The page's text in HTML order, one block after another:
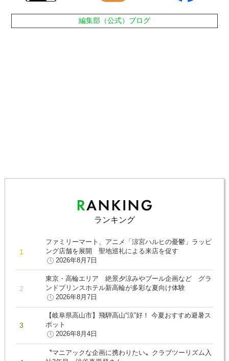
編集部（公式）ブログ
ランキング
ファミリーマート、アニメ「涼宮ハルヒの憂鬱」ラッピ
ング店舗を展開 聖地巡礼による来店を促す
2026年8月7日
東京・高輪エリア 絶景夕涼みやプール企画など グラ
ンドプリンスホテル新高輪が多彩な夏向け体験
2026年8月7日
【岐阜県高山市】飛騨高山“涼”好！ 今夏おすすめ避暑ス
ポット
2026年8月4日
〝マニアックな企画に携わりたい〟クラブツーリズム入